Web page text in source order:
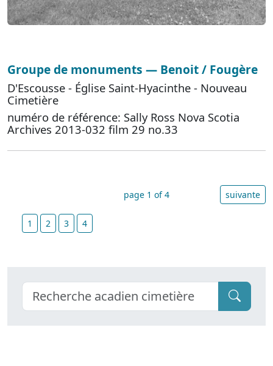
Groupe de monuments — Benoit / Fougère
D'Escousse - Église Saint-Hyacinthe - Nouveau
Cimetière
numéro de référence: Sally Ross Nova Scotia
Archives 2013-032 film 29 no.33
page 1 of 4 suivante
1 2 3 4